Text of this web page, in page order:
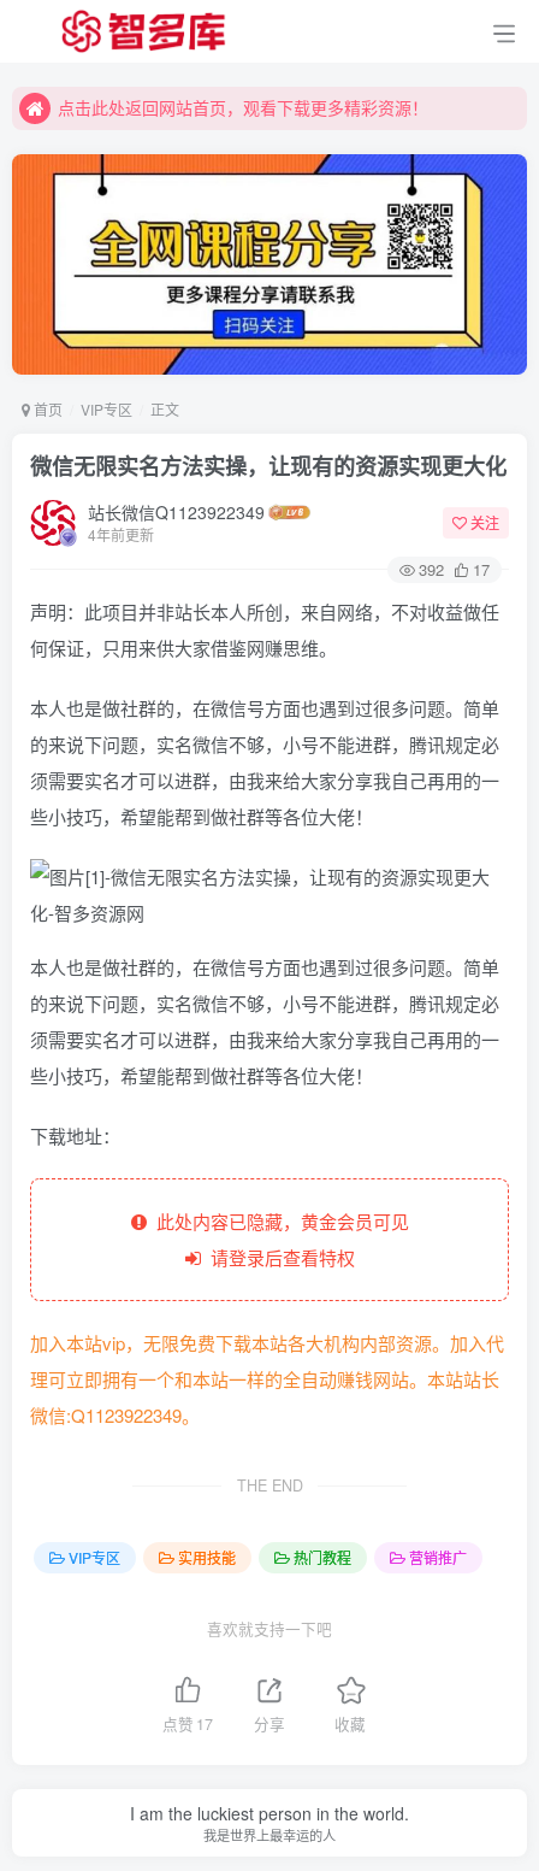
点击此处返回网站首页，观看下载更多精彩资源！
点击此处返回网站首页，观看下载更多精彩资源！
首页 VIP专区 正文
微信无限实名方法实操，让现有的资源实现更大化
站长微信Q1123922349
4年前更新
关注
392 17
声明：此项目并非站长本人所创，来自网络，不对收益做任
何保证，只用来供大家借鉴网赚思维。
本人也是做社群的，在微信号方面也遇到过很多问题。简单
的来说下问题，实名微信不够，小号不能进群，腾讯规定必
须需要实名才可以进群，由我来给大家分享我自己再用的一
些小技巧，希望能帮到做社群等各位大佬！
本人也是做社群的，在微信号方面也遇到过很多问题。简单
的来说下问题，实名微信不够，小号不能进群，腾讯规定必
须需要实名才可以进群，由我来给大家分享我自己再用的一
些小技巧，希望能帮到做社群等各位大佬！
下载地址：
此处内容已隐藏，黄金会员可见
请登录后查看特权
加入本站vip，无限免费下载本站各大机构内部资源。加入代
理可立即拥有一个和本站一样的全自动赚钱网站。本站站长
微信:Q1123922349。
THE END
VIP专区 实用技能 热门教程 营销推广
喜欢就支持一下吧
点赞 17 分享 收藏
I am the luckiest person in the world.
我是世界上最幸运的人